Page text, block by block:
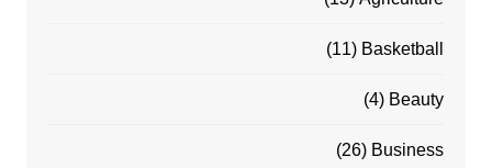
Basketball
(11)
Beauty
(4)
Business
(26)